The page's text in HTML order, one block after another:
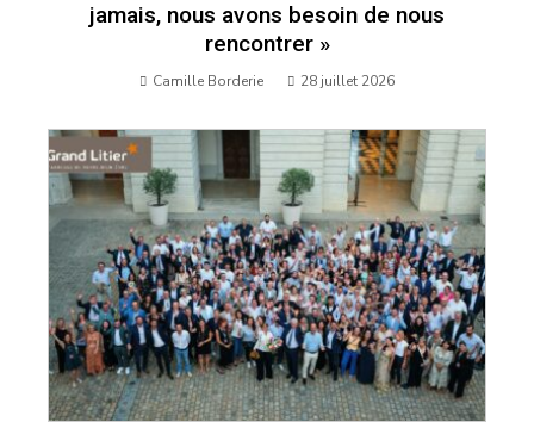
jamais, nous avons besoin de nous
rencontrer »
Camille Borderie 28 juillet 2026